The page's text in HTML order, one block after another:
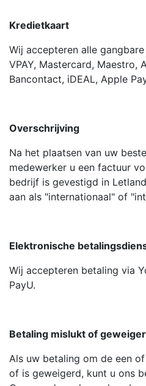
Kredietkaart
Wij accepteren alle
VPAY, Mastercard, Maestro,
Bancontact, iDEAL, Apple
Overschrijving
Na het plaatsen van uw
medewerker u een factuur
bedrijf is gevestigd in
aan als "internationaal" of
Elektronische
Wij accepteren betaling via
PayU.
Betaling mislukt of
Als uw betaling om de een
of is geweigerd, kunt u ons